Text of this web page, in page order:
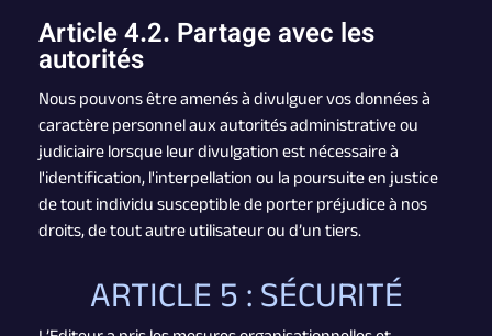
Article 4.2. Partage avec les
autorités
Nous pouvons être amenés à divulguer vos données à
caractère personnel aux autorités administrative ou
judiciaire lorsque leur divulgation est nécessaire à
l'identification, l'interpellation ou la poursuite en justice
de tout individu susceptible de porter préjudice à nos
droits, de tout autre utilisateur ou d’un tiers.
ARTICLE 5 : SÉCURITÉ